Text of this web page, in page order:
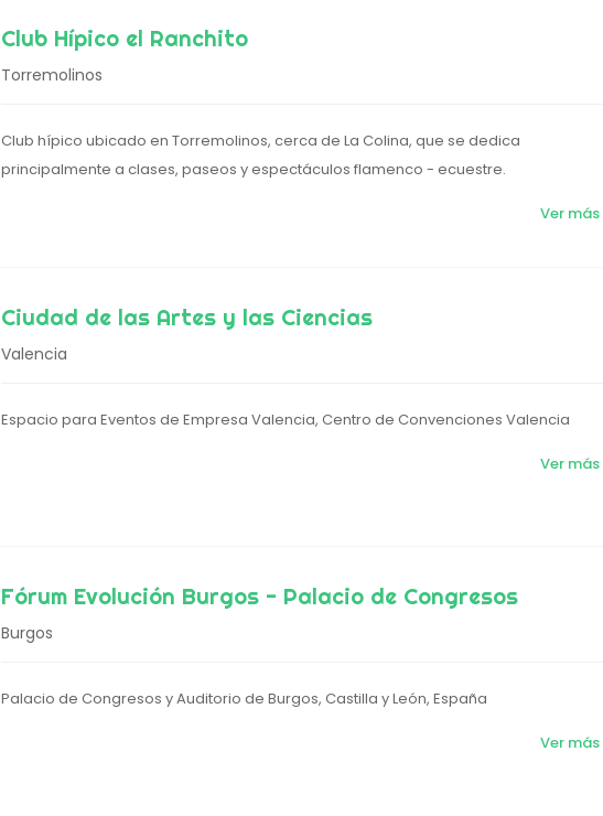
Club Hípico el Ranchito
Torremolinos
Club hípico ubicado en Torremolinos, cerca de La Colina, que se dedica
principalmente a clases, paseos y espectáculos flamenco - ecuestre.
Ver más
Ciudad de las Artes y las Ciencias
Valencia
Espacio para Eventos de Empresa Valencia, Centro de Convenciones Valencia
Ver más
Fórum Evolución Burgos - Palacio de Congresos
Burgos
Palacio de Congresos y Auditorio de Burgos, Castilla y León, España
Ver más